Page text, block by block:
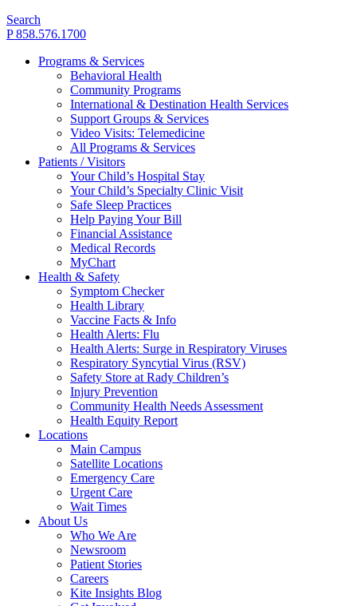
Search
P 858.576.1700
Programs & Services
Behavioral Health
Community Programs
International & Destination Health Services
Support Groups & Services
Video Visits: Telemedicine
All Programs & Services
Patients / Visitors
Your Child’s Hospital Stay
Your Child’s Specialty Clinic Visit
Safe Sleep Practices
Help Paying Your Bill
Financial Assistance
Medical Records
MyChart
Health & Safety
Symptom Checker
Health Library
Vaccine Facts & Info
Health Alerts: Flu
Health Alerts: Surge in Respiratory Viruses
Respiratory Syncytial Virus (RSV)
Safety Store at Rady Children’s
Injury Prevention
Community Health Needs Assessment
Health Equity Report
Locations
Main Campus
Satellite Locations
Emergency Care
Urgent Care
Wait Times
About Us
Who We Are
Newsroom
Patient Stories
Careers
Kite Insights Blog